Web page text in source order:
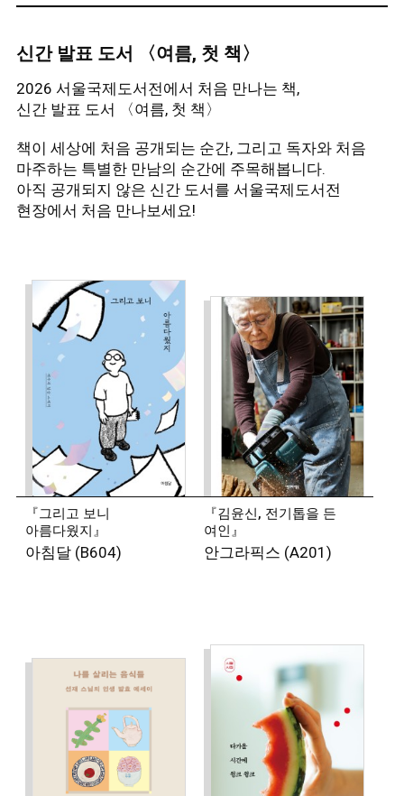
『화이트 호스』, 『대불호텔의 유령』, 『치유의 빛』
◾김혜진 (소설가)
2012년 동아일보 신춘문예를 통해 작품 활동을
비는 마음』, 『달걀의 온기』, 장편소설 『중앙역』,
『딸에 대하여』, 『9번의 일』, 『경청』, 『오직
그녀의 것』 등이 있다. 중앙장편문학상, 신동엽문학상,
박선우 (소설가)
2018년 자음과모음 신인문학상을 통해 작품 활동을
시작했다. 소설집 『우리는 같은 곳에서』, 『햇빛
기다리기』, 장편 소설 『어둠 뚫기』가 있다. 제30회
문학동네소설상을 수상했다.
장강명 (소설가)
월급사실주의 소설가. 공대를 나와 기자로 11년간
일했다. 장편 소설 『표백』으로 2011년
한겨레문학상을 받으며 작가 활동을 시작했다. 장편
썼다. 문학동네작가상, 오늘의작가상, 수림문학상,
제주4·3평화문학상, 젊은작가상, 이상문학상,
심훈문학대상, SF어워드 우수상 등을 받았다.
안태운 (시인)
읽고 쓰고 일하고 연습한다. 2014년 《문예중앙》을
신간 발표 도서 〈여름, 첫 책〉
2026 서울국제도서전에서 처음 만나는 책,
신간 발표 도서 〈여름, 첫 책〉
책이 세상에 처음 공개되는 순간, 그리고 독자와 처음
마주하는 특별한 만남의 순간에 주목해봅니다.
아직 공개되지 않은 신간 도서를 서울국제도서전
현장에서 처음 만나보세요!
『그리고 보니
아름다웠지』
아침달 (B604)
『김윤신, 전기톱을 든
여인』
안그라픽스 (A201)